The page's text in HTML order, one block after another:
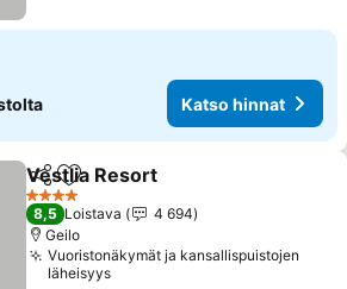
Katso hinnat
Jaa Lisää suosikkeihin
Vestlia Resort
4 Tähtiluokitus
8,5 Loistava
4 694
Geilo
Vuoristonäkymät ja kansallispuistojen
läheisyys